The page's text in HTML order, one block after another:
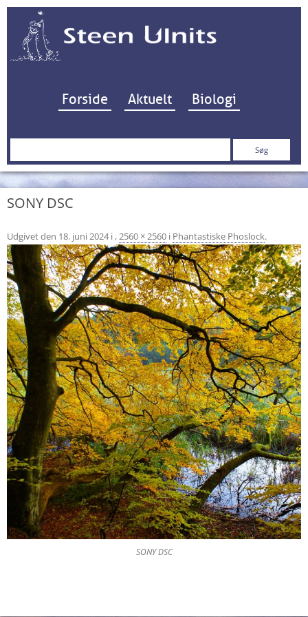
Hop til indhold
Forside Aktuelt Biologi
Søg
SONY DSC
Udgivet den 18. juni 2024i ,2560 × 2560 i Phantastiske Phoslock.
SONY DSC